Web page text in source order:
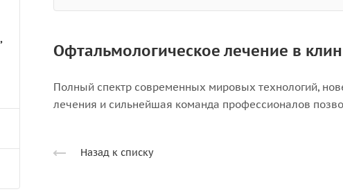
Офтальмологическое лечение в
Полный спектр современных мировых технологий,
лечения и сильнейшая команда профессионалов
Назад к списку